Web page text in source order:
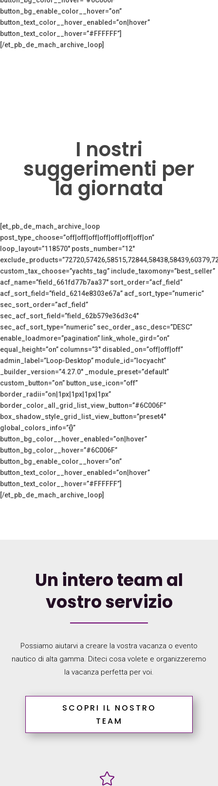
button_bg_enable_color__hover=”on”
button_text_color__hover_enabled=”on|hover”
button_text_color__hover=”#FFFFFF”]
[/et_pb_de_mach_archive_loop]
I nostri
suggerimenti per
la giornata
[et_pb_de_mach_archive_loop
post_type_choose=”off|off|off|off|off|off|off|on”
loop_layout=”118570″ posts_number=”12″
custom_tax_choose=”yachts_tag” include_taxomony=”best_seller”
acf_name=”field_661fd77b7aa37″ sort_order=”acf_field”
acf_sort_field=”field_6214e8303e67a” acf_sort_type=”numeric”
sec_sort_order=”acf_field”
sec_acf_sort_field=”field_62b579e36d3c4″
sec_acf_sort_type=”numeric” sec_order_asc_desc=”DESC”
enable_loadmore=”pagination” link_whole_gird=”on”
equal_height=”on” columns=”3″ disabled_on=”off|off|off”
admin_label=”Loop-Desktop” module_id=”locyacht”
_builder_version=”4.27.0″ _module_preset=”default”
custom_button=”on” button_use_icon=”off”
border_radii=”on|1px|1px|1px|1px”
border_color_all_grid_list_view_button=”#6C006F”
box_shadow_style_grid_list_view_button=”preset4″
global_colors_info=”{}”
button_bg_color__hover_enabled=”on|hover”
button_bg_color__hover=”#6C006F”
button_bg_enable_color__hover=”on”
button_text_color__hover_enabled=”on|hover”
button_text_color__hover=”#FFFFFF”]
[/et_pb_de_mach_archive_loop]
Un intero team al
vostro servizio
Possiamo aiutarvi a creare la vostra vacanza o evento
nautico di alta gamma. Diteci cosa volete e organizzeremo
la vacanza perfetta per voi.
SCOPRI IL NOSTRO
TEAM
